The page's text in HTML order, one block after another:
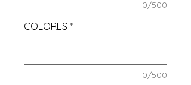
0/500
COLORES *
0/500